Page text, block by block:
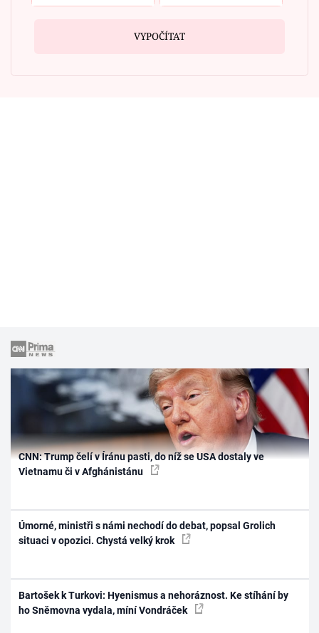
VYPOČÍTAT
CNN: Trump čelí v Íránu pasti, do níž se USA dostaly ve
Vietnamu či v Afghánistánu
Úmorné, ministři s námi nechodí do debat, popsal Grolich
situaci v opozici. Chystá velký krok
Bartošek k Turkovi: Hyenismus a nehoráznost. Ke stíhání by
ho Sněmovna vydala, míní Vondráček